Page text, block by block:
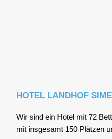
HOTEL LANDHOF
Wir sind ein Hotel mit 72
mit ins­ge­samt 150 Plät­zen